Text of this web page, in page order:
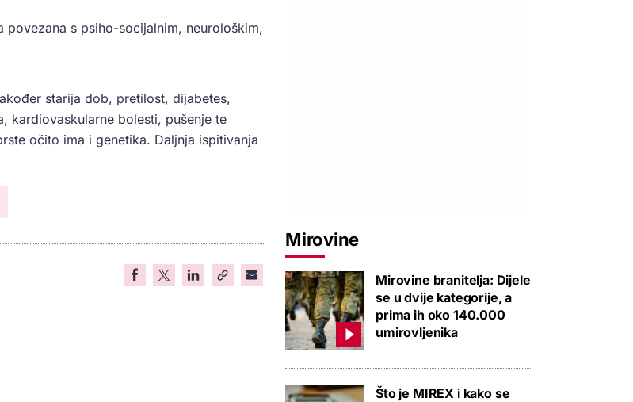
s psiho-socijalnim, neurološkim,
starija dob, pretilost, dijabetes,
kardiovaskularne bolesti, pušenje te
očito ima i genetika. Daljnja ispitivanja
Mirovine
Mirovine branitelja: Dijele
se u dvije kategorije, a
prima ih oko 140.000
umirovljenika
Što je MIREX i kako se